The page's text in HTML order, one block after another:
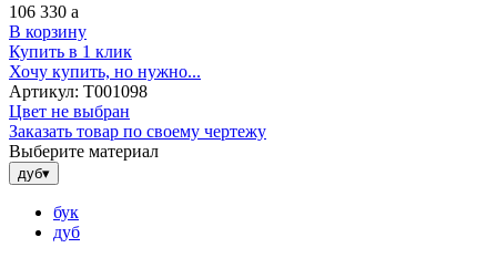
106 330 a
В корзину
Купить в 1 клик
Хочу купить, но нужно...
Артикул: Т001098
Цвет не выбран
Заказать товар по своему чертежу
Выберите материал
дуб▾
бук
дуб